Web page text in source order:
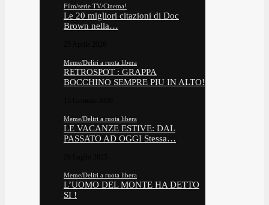
Film/serie TV/Cinema!
Le 20 migliori citazioni di Doc
Brown nella…
Meme/Deliri a ruota libera
RETROSPOT : GRAPPA
BOCCHINO SEMPRE PIU IN ALTO!
Meme/Deliri a ruota libera
LE VACANZE ESTIVE: DAL
PASSATO AD OGGI Stessa…
Meme/Deliri a ruota libera
L’UOMO DEL MONTE HA DETTO
SI !